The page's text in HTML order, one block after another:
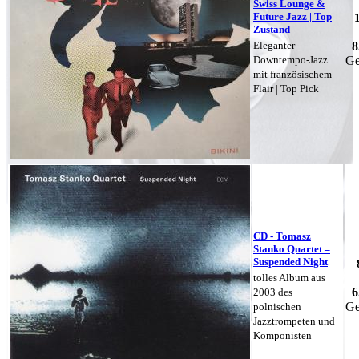
Swiss Lounge &
Future Jazz | Top
Zustand
Eleganter
Downtempo-Jazz
mit französischem
Flair | Top Pick
CD - Tomasz
Stanko Quartet –
Suspended Night
tolles Album aus
2003 des
polnischen
Jazztrompeten und
Komponisten